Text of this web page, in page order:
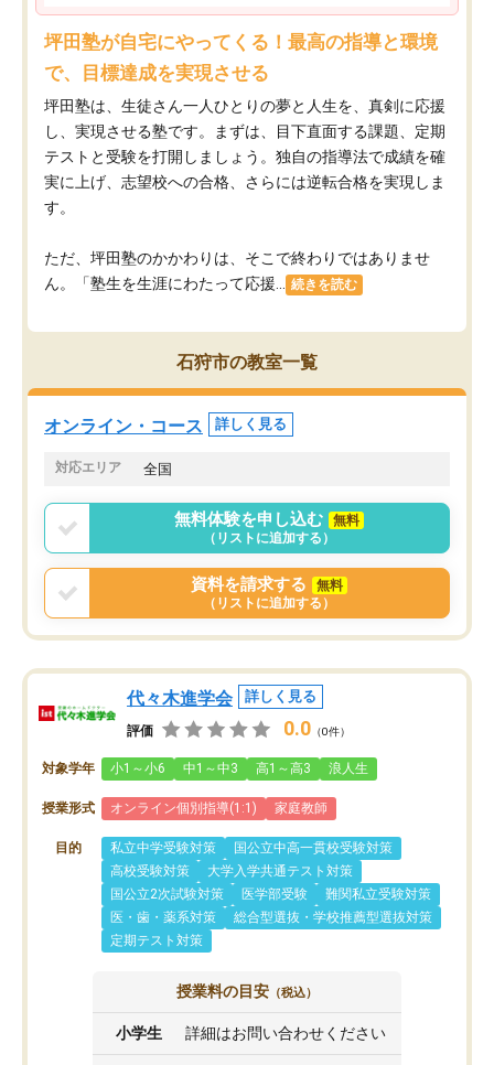
坪田塾が自宅にやってくる！最高の指導と環境
で、目標達成を実現させる
坪田塾は、生徒さん一人ひとりの夢と人生を、真剣に応援
し、実現させる塾です。まずは、目下直面する課題、定期
テストと受験を打開しましょう。独自の指導法で成績を確
実に上げ、志望校への合格、さらには逆転合格を実現しま
す。
ただ、坪田塾のかかわりは、そこで終わりではありませ
ん。「塾生を生涯にわたって応援...
続きを読む
石狩市の教室一覧
オンライン・コース 詳しく見る
対応エリア 全国
無料体験を申し込む
無料
（リストに追加する）
資料を請求する
無料
（リストに追加する）
代々木進学会 詳しく見る
評価 0.0 （0件）
対象学年 小1～小6 中1～中3 高1～高3 浪人生
授業形式 オンライン個別指導(1:1) 家庭教師
目的 私立中学受験対策
国公立中高一貫校受験対策
高校受験対策
大学入学共通テスト対策
国公立2次試験対策
医学部受験
難関私立受験対策
医・歯・薬系対策
総合型選抜・学校推薦型選抜対策
定期テスト対策
授業料の目安 （税込）
小学生 詳細はお問い合わせください